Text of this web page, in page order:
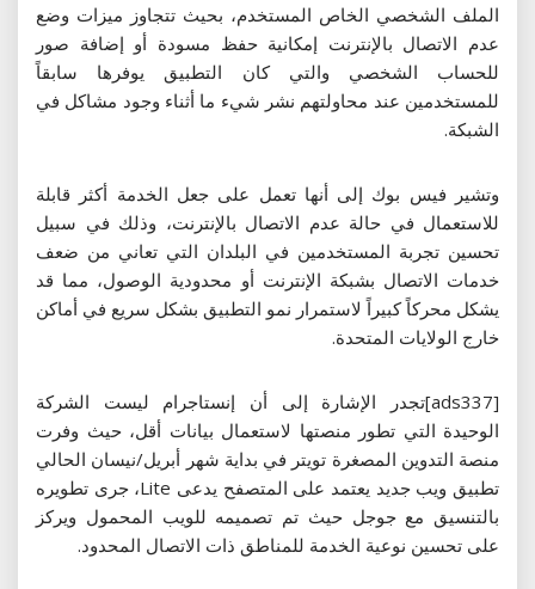
الملف الشخصي الخاص المستخدم، بحيث تتجاوز ميزات وضع
عدم الاتصال بالإنترنت إمكانية حفظ مسودة أو إضافة صور
للحساب الشخصي والتي كان التطبيق يوفرها سابقاً
للمستخدمين عند محاولتهم نشر شيء ما أثناء وجود مشاكل في
الشبكة.
وتشير فيس بوك إلى أنها تعمل على جعل الخدمة أكثر قابلة
للاستعمال في حالة عدم الاتصال بالإنترنت، وذلك في سبيل
تحسين تجربة المستخدمين في البلدان التي تعاني من ضعف
خدمات الاتصال بشبكة الإنترنت أو محدودية الوصول، مما قد
يشكل محركاً كبيراً لاستمرار نمو التطبيق بشكل سريع في أماكن
خارج الولايات المتحدة.
[ads337]تجدر الإشارة إلى أن إنستاجرام ليست الشركة
الوحيدة التي تطور منصتها لاستعمال بيانات أقل، حيث وفرت
منصة التدوين المصغرة تويتر في بداية شهر أبريل/نيسان الحالي
تطبيق ويب جديد يعتمد على المتصفح يدعى Lite، جرى تطويره
بالتنسيق مع جوجل حيث تم تصميمه للويب المحمول ويركز
على تحسين نوعية الخدمة للمناطق ذات الاتصال المحدود.